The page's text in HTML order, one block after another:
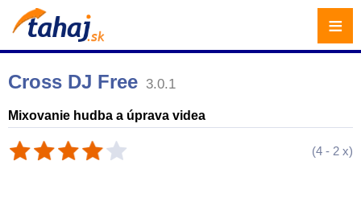
Cross DJ Free 3.0.1
Mixovanie hudba a úprava videa
(4 - 2 x)
≡